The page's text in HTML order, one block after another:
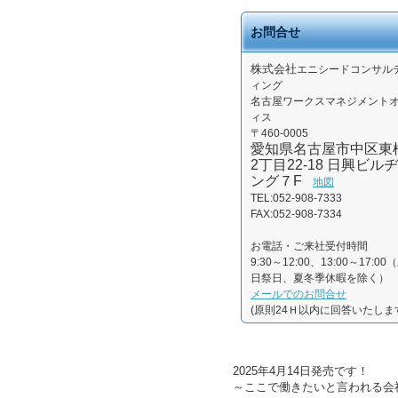
お問合せ
株式会社エニシードコンサル
ィング
名古屋ワークスマネジメント
ィス
〒460-0005
愛知県名古屋市中区東
2丁目22-18 日興ビルヂ
ング７F
地図
TEL:052-908-7333
FAX:052-908-7334
お電話・ご来社受付時間
9:30～12:00、13:00～17:00（
日祭日、夏冬季休暇を除く）
メールでのお問合せ
(原則24Ｈ以内に回答いたしま
2025年4月14日発売です！
～ここで働きたいと言われる会